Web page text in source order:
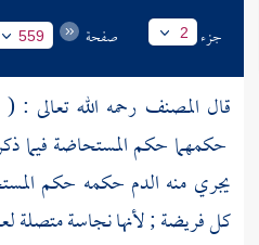
جزء 2 صفحة 559
قال المصنف رحمه الله تعالى : (
حكمهما حكم المستحاضة فيما
يجري منه الدم حكمه حكم
كل فريضة ; لأنها نجاسة متصلة